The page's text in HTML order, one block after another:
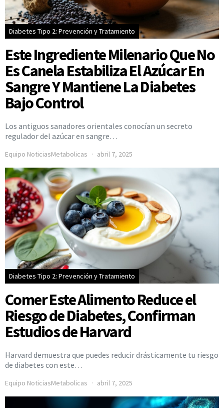
Diabetes Tipo 2: Prevención y Tratamiento
Este Ingrediente Milenario Que No
Es Canela Estabiliza El Azúcar En
Sangre Y Mantiene La Diabetes
Bajo Control
Los antiguos sanadores orientales conocían un secreto
regulador del azúcar en sangre…
Equipo NoticiasMetabolicas abril 7, 2025
Diabetes Tipo 2: Prevención y Tratamiento
Comer Este Alimento Reduce el
Riesgo de Diabetes, Confirman
Estudios de Harvard
Harvard demuestra que puedes reducir drásticamente tu riesgo
de diabetes con este…
Equipo NoticiasMetabolicas abril 7, 2025